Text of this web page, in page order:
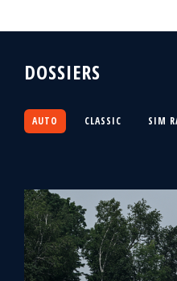
DOSSIERS
AUTO CLASSIC SIM